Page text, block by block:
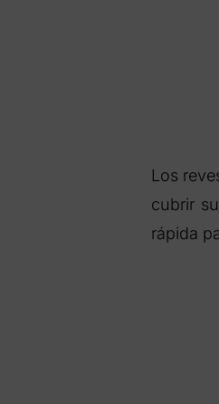
Los
cubrir
rápida